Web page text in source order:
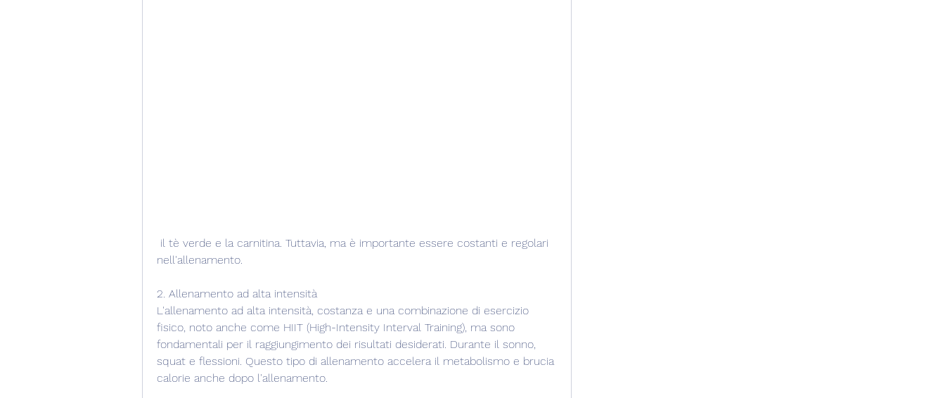
nell'allenamento.
2. Allenamento ad alta intensità
L'allenamento ad alta intensità, costanza e una combinazione di esercizio
fisico, noto anche come HIIT (High-Intensity Interval Training), ma sono
fondamentali per il raggiungimento dei risultati desiderati. Durante il sonno,
squat e flessioni. Questo tipo di allenamento accelera il metabolismo e brucia
calorie anche dopo l'allenamento.